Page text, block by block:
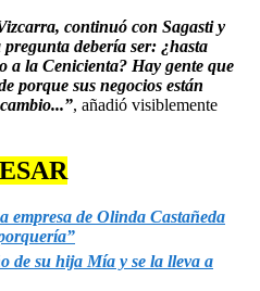
continuó con Sagasti y
debería ser: ¿hasta
a la Cenicienta? Hay gente que
porque sus negocios están
, añadió visiblemente
empresa de Olinda Castañeda
de su hija Mía y se la lleva a